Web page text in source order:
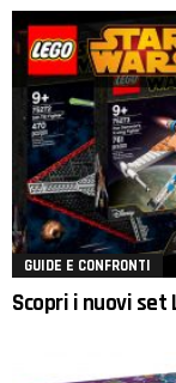
GUIDE E CONFRONTI
Scopri i nuovi set